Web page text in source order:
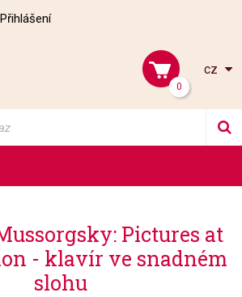
Přihlášení
0
cz
Pictures at
- klavír ve snadném
slohu